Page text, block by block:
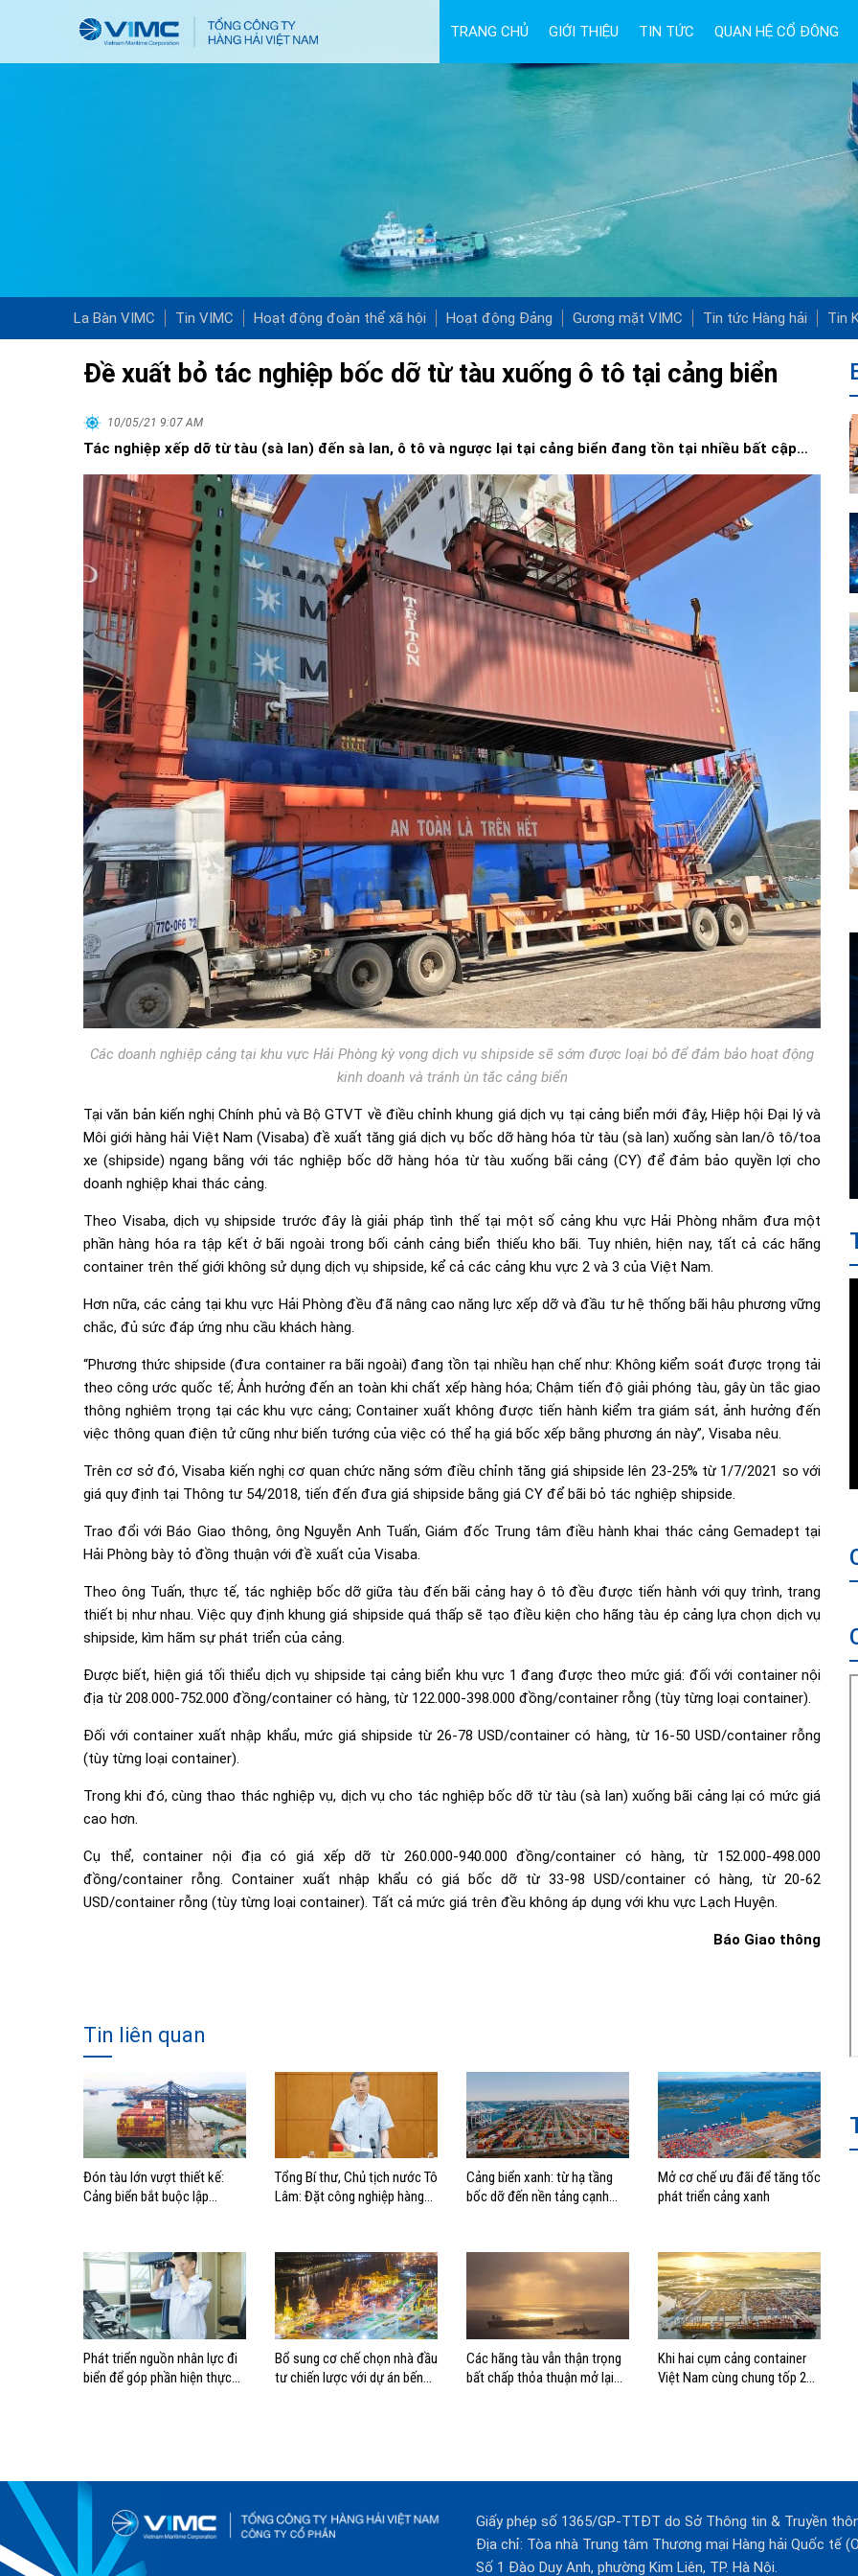
TRANG CHỦ GIỚI THIỆU TIN TỨC QUAN HỆ CỔ ĐÔNG
La Bàn VIMC Tin VIMC Hoạt động đoàn thể xã hội Hoạt động Đảng Gương mặt VIMC Tin tức Hàng hải Tin
Đề xuất bỏ tác nghiệp bốc dỡ từ tàu xuống ô tô tại cảng biển
10/05/21 9:07 AM
Tác nghiệp xếp dỡ từ tàu (sà lan) đến sà lan, ô tô và ngược lại tại cảng biển đang tồn tại nhiều bất cập…
Các doanh nghiệp cảng tại khu vực Hải Phòng kỳ vọng dịch vụ shipside sẽ sớm được loại bỏ để đảm bảo hoạt động
kinh doanh và tránh ùn tắc cảng biển
Tại văn bản kiến nghị Chính phủ và Bộ GTVT về điều chỉnh khung giá dịch vụ tại cảng biển mới đây, Hiệp hội Đại lý và
Môi giới hàng hải Việt Nam (Visaba) đề xuất tăng giá dịch vụ bốc dỡ hàng hóa từ tàu (sà lan) xuống sàn lan/ô tô/toa
xe (shipside) ngang bằng với tác nghiệp bốc dỡ hàng hóa từ tàu xuống bãi cảng (CY) để đảm bảo quyền lợi cho
doanh nghiệp khai thác cảng.
Theo Visaba, dịch vụ shipside trước đây là giải pháp tình thế tại một số cảng khu vực Hải Phòng nhằm đưa một
phần hàng hóa ra tập kết ở bãi ngoài trong bối cảnh cảng biển thiếu kho bãi. Tuy nhiên, hiện nay, tất cả các hãng
container trên thế giới không sử dụng dịch vụ shipside, kể cả các cảng khu vực 2 và 3 của Việt Nam.
Hơn nữa, các cảng tại khu vực Hải Phòng đều đã nâng cao năng lực xếp dỡ và đầu tư hệ thống bãi hậu phương vững
chắc, đủ sức đáp ứng nhu cầu khách hàng.
“Phương thức shipside (đưa container ra bãi ngoài) đang tồn tại nhiều hạn chế như: Không kiểm soát được trọng tải
theo công ước quốc tế; Ảnh hưởng đến an toàn khi chất xếp hàng hóa; Chậm tiến độ giải phóng tàu, gây ùn tắc giao
thông nghiêm trọng tại các khu vực cảng; Container xuất không được tiến hành kiểm tra giám sát, ảnh hưởng đến
việc thông quan điện tử cũng như biến tướng của việc có thể hạ giá bốc xếp bằng phương án này”, Visaba nêu.
Trên cơ sở đó, Visaba kiến nghị cơ quan chức năng sớm điều chỉnh tăng giá shipside lên 23-25% từ 1/7/2021 so với
giá quy định tại Thông tư 54/2018, tiến đến đưa giá shipside bằng giá CY để bãi bỏ tác nghiệp shipside.
Trao đổi với Báo Giao thông, ông Nguyễn Anh Tuấn, Giám đốc Trung tâm điều hành khai thác cảng Gemadept tại
Hải Phòng bày tỏ đồng thuận với đề xuất của Visaba.
Theo ông Tuấn, thực tế, tác nghiệp bốc dỡ giữa tàu đến bãi cảng hay ô tô đều được tiến hành với quy trình, trang
thiết bị như nhau. Việc quy định khung giá shipside quá thấp sẽ tạo điều kiện cho hãng tàu ép cảng lựa chọn dịch vụ
shipside, kìm hãm sự phát triển của cảng.
Được biết, hiện giá tối thiểu dịch vụ shipside tại cảng biển khu vực 1 đang được theo mức giá: đối với container nội
địa từ 208.000-752.000 đồng/container có hàng, từ 122.000-398.000 đồng/container rỗng (tùy từng loại container).
Đối với container xuất nhập khẩu, mức giá shipside từ 26-78 USD/container có hàng, từ 16-50 USD/container rỗng
(tùy từng loại container).
Trong khi đó, cùng thao thác nghiệp vụ, dịch vụ cho tác nghiệp bốc dỡ từ tàu (sà lan) xuống bãi cảng lại có mức giá
cao hơn.
Cụ thể, container nội địa có giá xếp dỡ từ 260.000-940.000 đồng/container có hàng, từ 152.000-498.000
đồng/container rỗng. Container xuất nhập khẩu có giá bốc dỡ từ 33-98 USD/container có hàng, từ 20-62
USD/container rỗng (tùy từng loại container). Tất cả mức giá trên đều không áp dụng với khu vực Lạch Huyện.
Báo Giao thông
Tin liên quan
Đón tàu lớn vượt thiết kế:
Cảng biển bắt buộc lập
Tổng Bí thư, Chủ tịch nước Tô
Lâm: Đặt công nghiệp hàng
thành quốc gia biển mạnh
Cảng biển xanh: từ hạ tầng
bốc dỡ đến nền tảng cạnh
Mở cơ chế ưu đãi để tăng tốc
phát triển cảng xanh
Phát triển nguồn nhân lực đi
biển để góp phần hiện thực
Bổ sung cơ chế chọn nhà đầu
tư chiến lược với dự án bến
Các hãng tàu vẫn thận trọng
bất chấp thỏa thuận mở lại
Khi hai cụm cảng container
Việt Nam cùng chung tốp 20
Giấy phép số 1365/GP-TTĐT do Sở Thông tin & Truyền
Địa chỉ: Tòa nhà Trung tâm Thương mại Hàng hải Quốc tế
Số 1 Đào Duy Anh, phường Kim Liên, TP. Hà Nội.